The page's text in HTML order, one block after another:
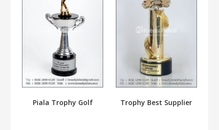
Piala Trophy Golf Trophy Best Supplier